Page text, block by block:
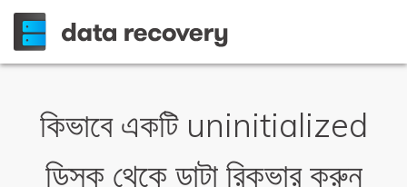
কিভাবে একটি uninitialized
ডিস্ক থেকে ডাটা রিকভার করুন